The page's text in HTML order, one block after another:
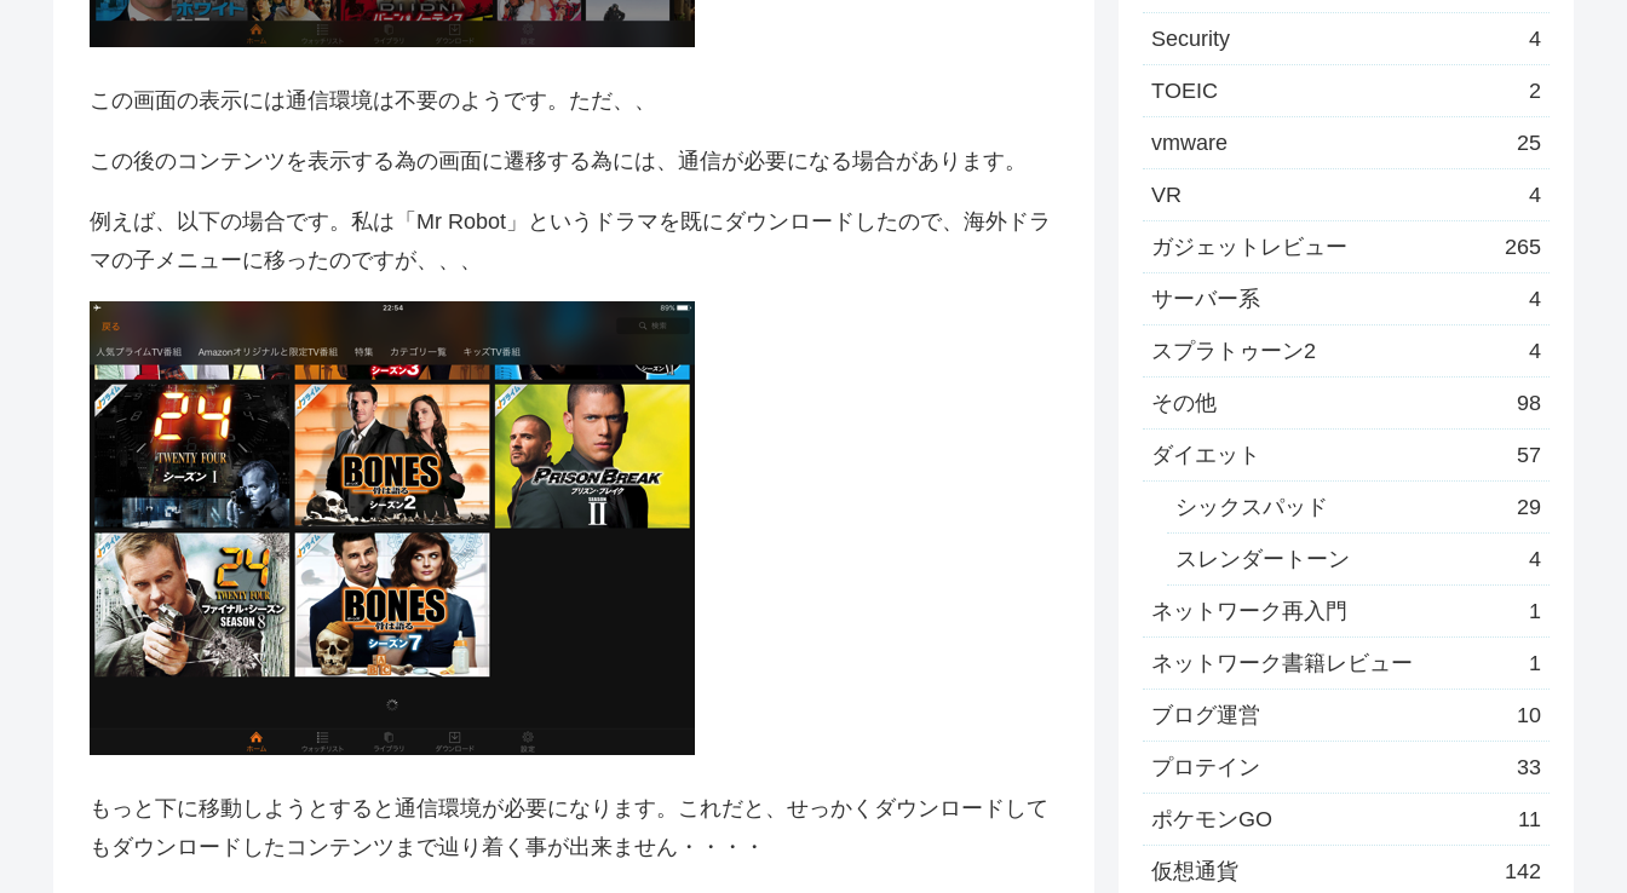
この画面の表示には通信環境は不要のようです。ただ、、
この後のコンテンツを表示する為の画面に遷移する為には、通信が必要になる場合があります。
例えば、以下の場合です。私は「Mr Robot」というドラマを既にダウンロードしたので、海外ドラ
マの子メニューに移ったのですが、、、
もっと下に移動しようとすると通信環境が必要になります。これだと、せっかくダウンロードして
もダウンロードしたコンテンツまで辿り着く事が出来ません・・・・
Security 4
TOEIC 2
vmware 25
VR 4
ガジェットレビュー 265
サーバー系 4
スプラトゥーン2 4
その他 98
ダイエット 57
シックスパッド 29
スレンダートーン 4
ネットワーク再入門 1
ネットワーク書籍レビュー 1
ブログ運営 10
プロテイン 33
ポケモンGO 11
仮想通貨 142